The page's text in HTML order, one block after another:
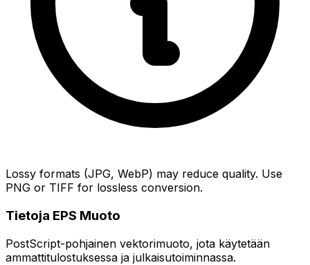
Lossy formats (JPG, WebP) may reduce quality. Use
PNG or TIFF for lossless conversion.
Tietoja EPS Muoto
PostScript-pohjainen vektorimuoto, jota käytetään
ammattitulostuksessa ja julkaisutoiminnassa.